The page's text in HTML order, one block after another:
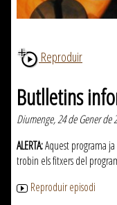
Reproduir
Butlletins
Diumenge, 24 de Gener de
ALERTA:Aquest programa
trobin els fitxers del
Reproduir episodi